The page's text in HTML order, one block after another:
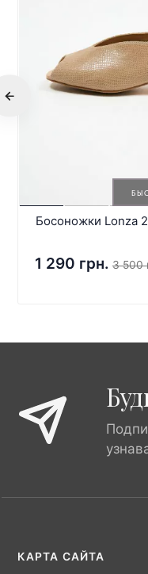
Босоножки Lonza
1 290 грн. 3 500
КАРТА САЙТА